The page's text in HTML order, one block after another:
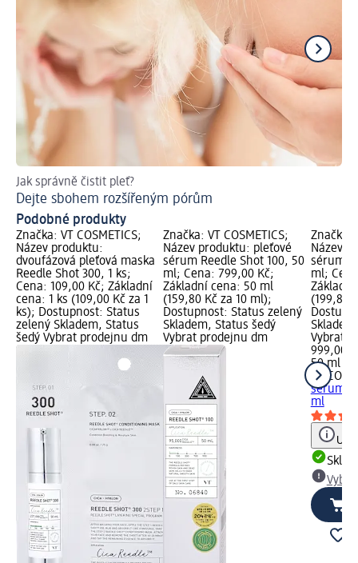
Jak správně čistit pleť?
Dejte sbohem rozšířeným pórům
Podobné produkty
Značka: VT COSMETICS;
Název produktu:
dvoufázová pleťová maska
Reedle Shot 300, 1 ks;
Cena: 109,00 Kč; Základní
cena: 1 ks (109,00 Kč za 1
ks); Dostupnost: Status
zelený Skladem, Status
šedý Vybrat prodejnu dm
Značka: VT COSMETICS;
Název produktu: pleťové
sérum Reedle Shot 100, 50
ml; Cena: 799,00 Kč;
Základní cena: 50 ml
(159,80 Kč za 10 ml);
Dostupnost: Status zelený
Skladem, Status šedý
Vybrat prodejnu dm
Značka:
Název
sérum
ml;
(199,80
Vybrat
999,00
50 ml
VT
sérum
ml